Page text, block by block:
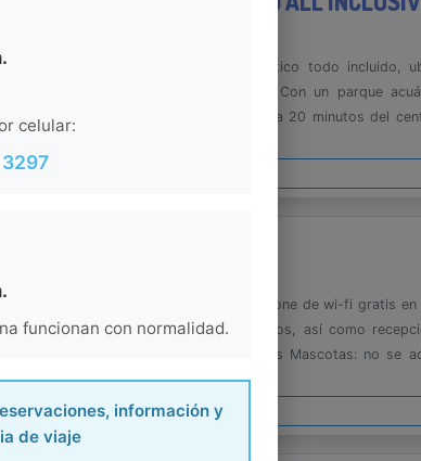
de Oro Manzanillo es un hotel temático todo incluido,
Bahía de Santiago en Playa Miramar. Con un parque
gratuito se encuentra localizado a 20 minutos del
Mexicana se sitúa en Manzanillo. Dispone de wi-fi gratis en
estacionamiento gratis y salón de juegos, así como
saber: Check-in y check-out express Mascotas: no se
en la recepc...Ver más...
Ver habitaciones
celular:
3297
funcionan con normalidad.
información y
de viaje